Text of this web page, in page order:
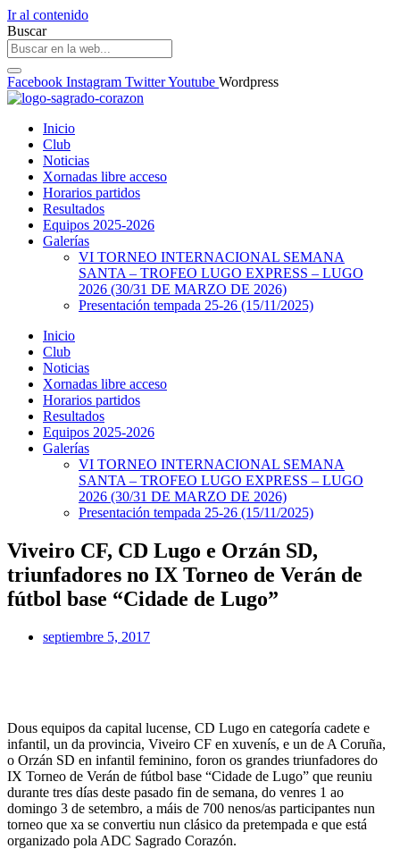
Ir al contenido
Buscar
Facebook Instagram TwitterYoutube Wordpress
Inicio
Club
Noticias
Xornadas libre acceso
Horarios partidos
Resultados
Equipos 2025-2026
Galerías
VI TORNEO INTERNACIONAL SEMANA
SANTA – TROFEO LUGO EXPRESS – LUGO
2026 (30/31 DE MARZO DE 2026)
Presentación tempada 25-26 (15/11/2025)
Inicio
Club
Noticias
Xornadas libre acceso
Horarios partidos
Resultados
Equipos 2025-2026
Galerías
VI TORNEO INTERNACIONAL SEMANA
SANTA – TROFEO LUGO EXPRESS – LUGO
2026 (30/31 DE MARZO DE 2026)
Presentación tempada 25-26 (15/11/2025)
Viveiro CF, CD Lugo e Orzán SD,
triunfadores no IX Torneo de Verán de
fútbol base “Cidade de Lugo”
septiembre 5, 2017
Dous equipos da capital lucense, CD Lugo en categoría cadete e
infantil, un da provincia, Viveiro CF en xuvenís, e un de A Coruña,
o Orzán SD en infantil feminino, foron os grandes triunfadores do
IX Torneo de Verán de fútbol base “Cidade de Lugo” que reuniu
durante tres días deste pasado fin de semana, do venres 1 ao
domingo 3 de setembro, a máis de 700 nenos/as participantes nun
torneo que xa se convertiu nun clásico da pretempada e que está
organizado pola ADC Sagrado Corazón.